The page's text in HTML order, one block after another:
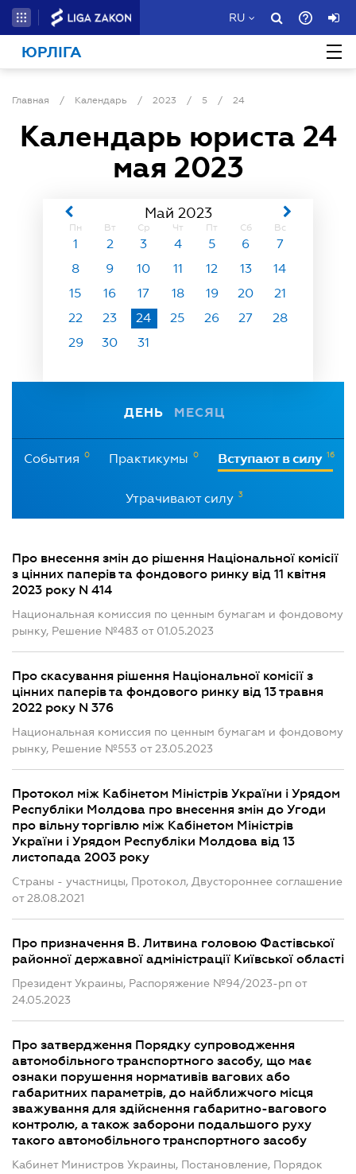
RU
ЮРЛІГА
Главная / Календарь / 2023 / 5 / 24
Календарь юриста 24
мая 2023
Май 2023
Пн Вт Ср Чт Пт Сб Вс
1 2 3 4 5 6
7
8
9 10 11 12 13
14
15
16 17 18 19 20
21
22
23 24 25 26 27
28
29
30 31
ДЕНЬ МЕСЯЦ
События 0 Практикумы 0 Вступают в силу 16
Утрачивают силу 3
Про внесення змін до рішення Національної комісії
з цінних паперів та фондового ринку від 11 квітня
2023 року N 414
Национальная комиссия по ценным бумагам и фондовому
рынку, Решение №483 от 01.05.2023
Про скасування рішення Національної комісії з
цінних паперів та фондового ринку від 13 травня
2022 року N 376
Национальная комиссия по ценным бумагам и фондовому
рынку, Решение №553 от 23.05.2023
Протокол між Кабінетом Міністрів України і Урядом
Республіки Молдова про внесення змін до Угоди
про вільну торгівлю між Кабінетом Міністрів
України і Урядом Республіки Молдова від 13
листопада 2003 року
Страны - участницы, Протокол, Двустороннее соглашение
от 28.08.2021
Про призначення В. Литвина головою Фастівської
районної державної адміністрації Київської області
Президент Украины, Распоряжение №94/2023-рп от
24.05.2023
Про затвердження Порядку супроводження
автомобільного транспортного засобу, що має
ознаки порушення нормативів вагових або
габаритних параметрів, до найближчого місця
зважування для здійснення габаритно-вагового
контролю, а також заборони подальшого руху
такого автомобільного транспортного засобу
Кабинет Министров Украины, Постановление, Порядок